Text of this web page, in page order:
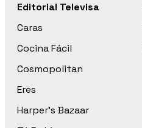
Editorial Televisa
Caras
Cocina Fácil
Cosmopolitan
Eres
Harper’s Bazaar